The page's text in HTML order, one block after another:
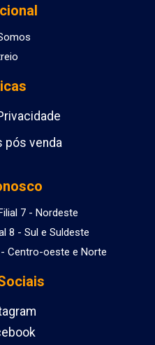
pós venda
7 - Nordeste
8 - Sul e Suldeste
Centro-oeste e Norte